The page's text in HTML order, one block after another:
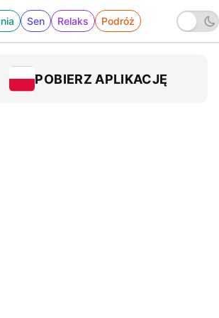
Sen Relaks Podróż
POBIERZ APLIKACJĘ